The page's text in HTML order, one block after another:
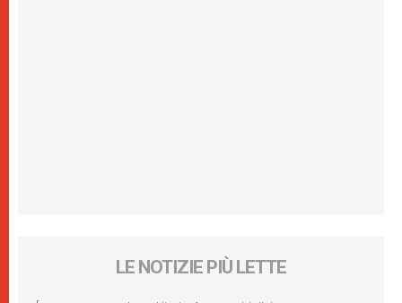
LE NOTIZIE PIÙ LETTE